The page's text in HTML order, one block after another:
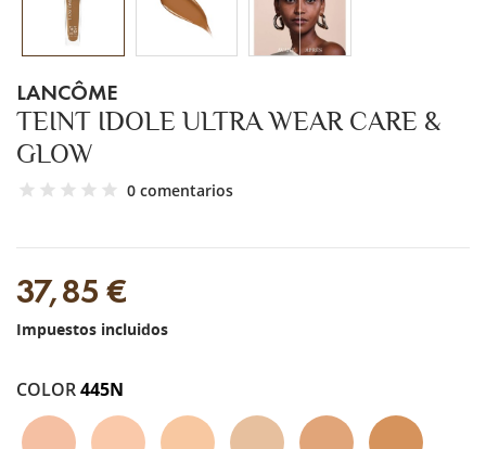
LANCÔME
TEINT IDOLE ULTRA WEAR CARE &
GLOW
0 comentarios
37,85 €
Impuestos incluidos
COLOR445N
110c 120n 125w 105w 400w 405w